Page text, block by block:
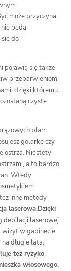
może przyczyna
będą
do
pojawią się także
przebarwieniom.
dzięki któremu
czyste
plam
golarkę czy
ostrza. Niestety
a to bardzo
Wtedy
inne metody
laserowa.Dzięki
depilacji laserowej
w gabinecie
długie lata,
też ryzyko
włosowego.